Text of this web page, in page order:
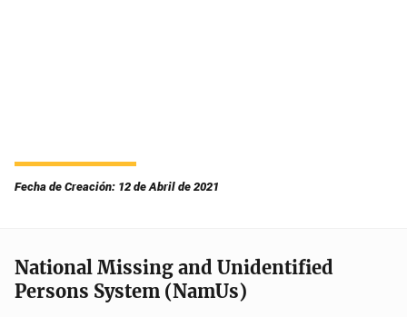
Fecha de Creación: 12 de Abril de 2021
National Missing and Unidentified
Persons System (NamUs)